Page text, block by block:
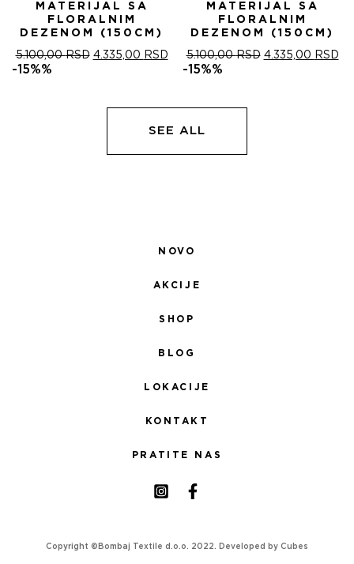
MATERIJAL SA
FLORALNIM
DEZENOM (150CM)
5.100,00RSD ОРИГИНАЛНА
5.100,00 RSD.
4.335,00 RSDТРЕНУТНА
ЦЕНА
-15%%
MATERIJAL SA
FLORALNIM
DEZENOM (150CM)
5.100,00RSD ОРИГИНАЛНА
4.335,00 RSD
-15%%
SEE ALL
NOVO
AKCIJE
SHOP
BLOG
LOKACIJE
KONTAKT
PRATITE NAS
Copyright ©Bombaj Textile d.o.o. 2022. Developed by Cubes